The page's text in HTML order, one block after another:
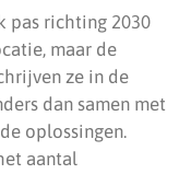
pas richting 2030
maar de
ze in de
dan samen met
oplossingen.
aantal